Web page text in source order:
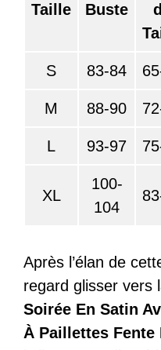
Taille Buste
S 83-84
M 88-90
L 93-97
XL
100-
104
Après l’élan de
regard glisser vers
Soirée En Satin
À Paillettes Fente